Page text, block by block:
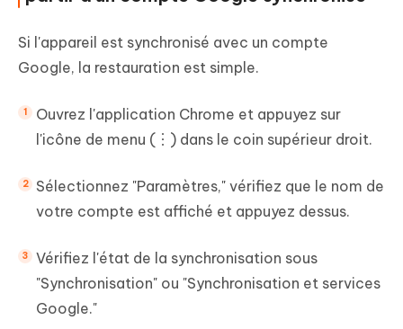
Si l'appareil est synchronisé avec un compte
Google, la restauration est simple.
Ouvrez l'application Chrome et appuyez sur
l'icône de menu (︙) dans le coin supérieur droit.
Sélectionnez "Paramètres," vérifiez que le nom de
votre compte est affiché et appuyez dessus.
Vérifiez l'état de la synchronisation sous
"Synchronisation" ou "Synchronisation et services
Google."